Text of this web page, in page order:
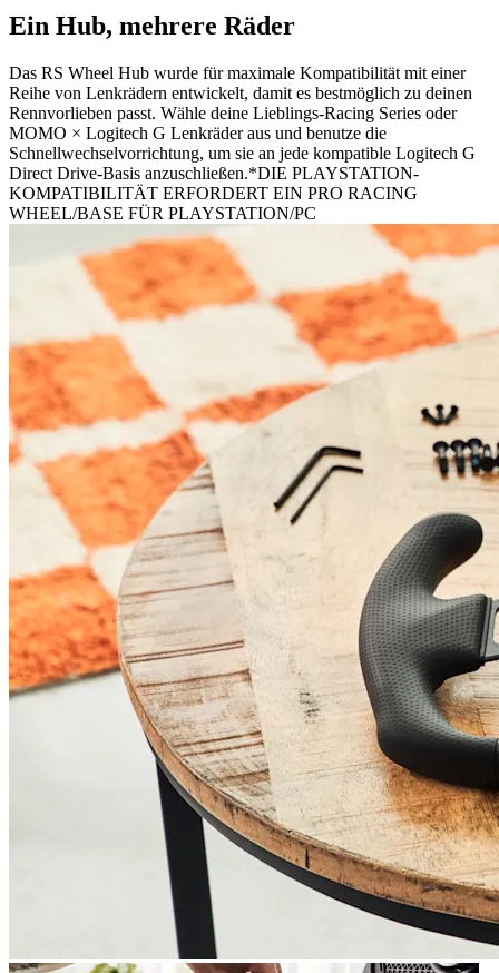
Ein Hub, mehrere Räder
Das RS Wheel Hub wurde für maximale Kompatibilität mit einer
Reihe von Lenkrädern entwickelt, damit es bestmöglich zu deinen
Rennvorlieben passt. Wähle deine Lieblings-Racing Series oder
MOMO × Logitech G Lenkräder aus und benutze die
Schnellwechselvorrichtung, um sie an jede kompatible Logitech G
Direct Drive-Basis anzuschließen.*DIE PLAYSTATION-
KOMPATIBILITÄT ERFORDERT EIN PRO RACING
WHEEL/BASE FÜR PLAYSTATION/PC